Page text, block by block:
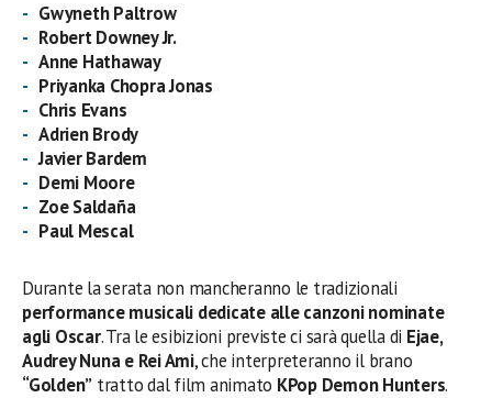
Gwyneth Paltrow
Robert Downey Jr.
Anne Hathaway
Priyanka Chopra Jonas
Chris Evans
Adrien Brody
Javier Bardem
Demi Moore
Zoe Saldaña
Paul Mescal
Durante la serata non mancheranno le tradizionali
performance musicali dedicate alle canzoni nominate
agli Oscar. Tra le esibizioni previste ci sarà quella di Ejae,
Audrey Nuna e Rei Ami, che interpreteranno il brano
“Golden” tratto dal film animato KPop Demon Hunters.